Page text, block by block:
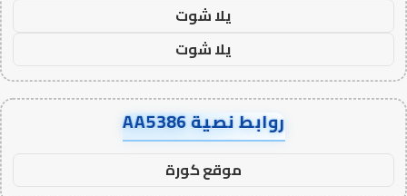
يلا شوت
يلا شوت
روابط نصية AA5386
موقع كورة